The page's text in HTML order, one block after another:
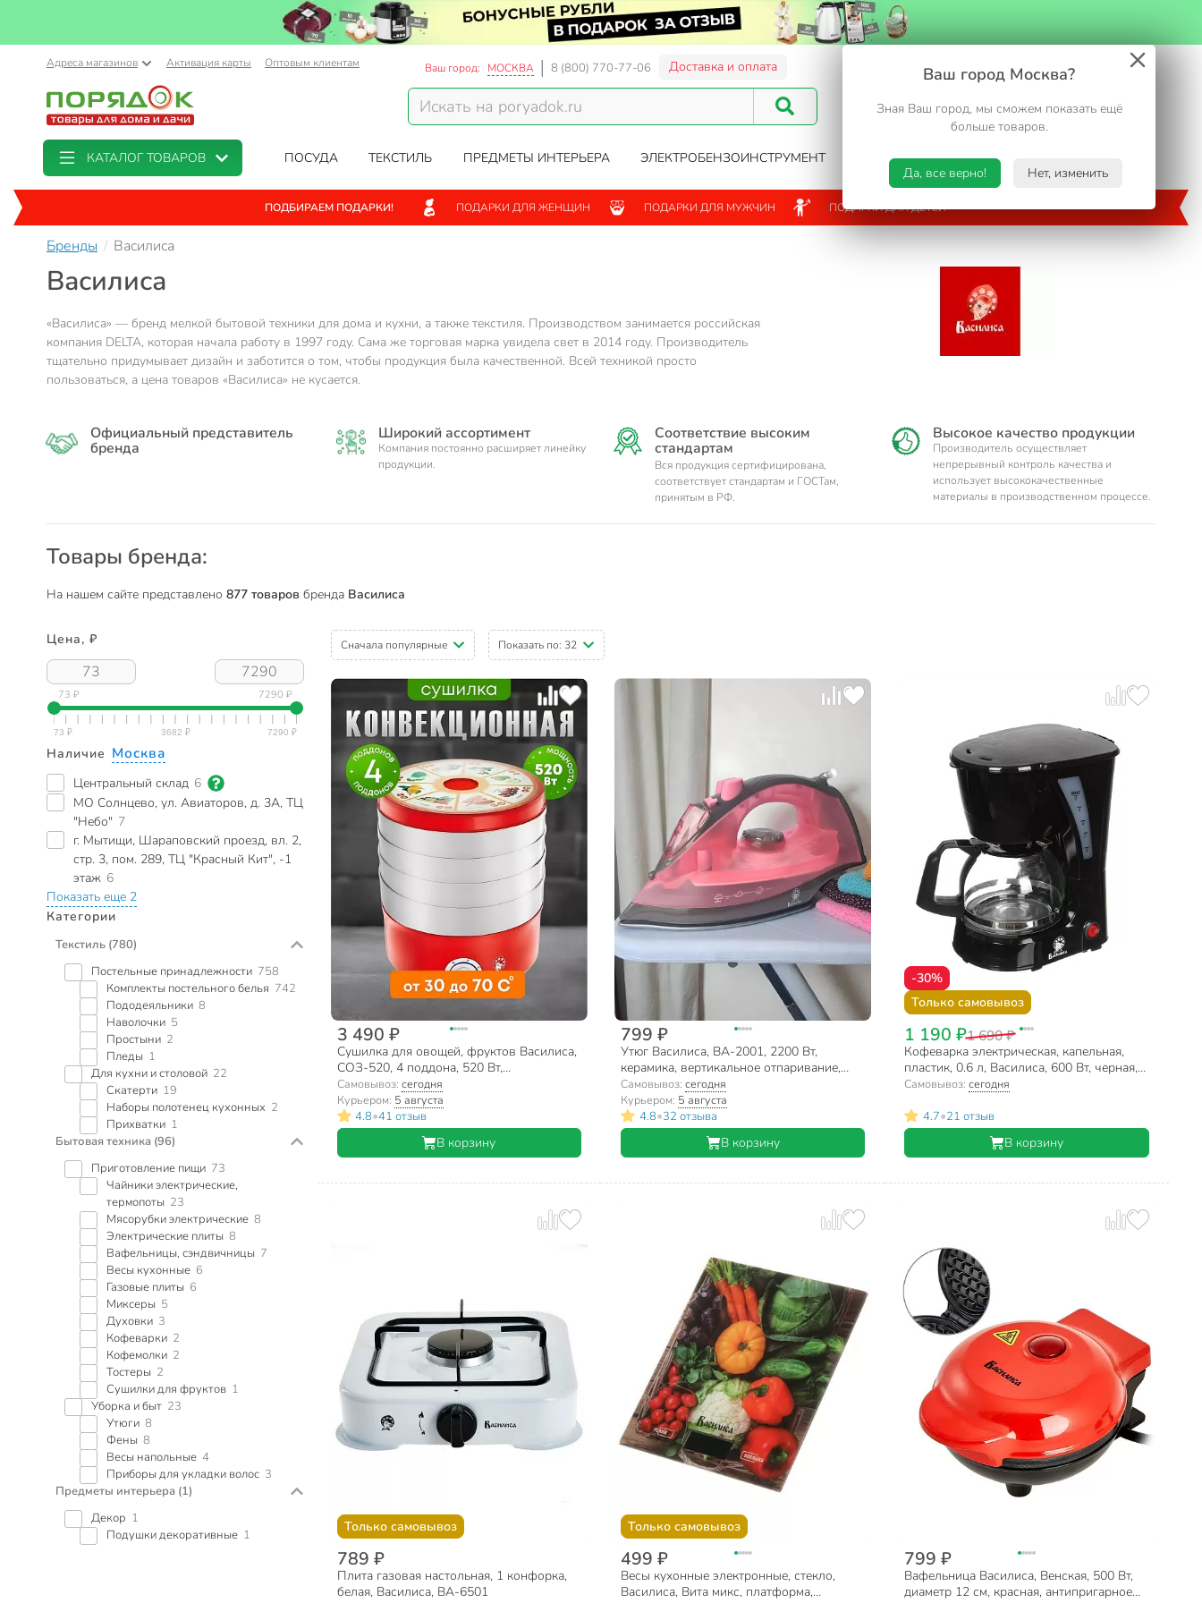
Ваш город Москва?
Зная Ваш город, мы сможем показать ещё
больше товаров.
Да, все верно! Нет, изменить
Адреса магазинов Активация карты Оптовым клиентам Ваш город: МОСКВА 8 (800) 770-77-06 Доставка и оплата
Корзина
КАТАЛОГ ТОВАРОВ ПОСУДА ТЕКСТИЛЬ ПРЕДМЕТЫ ИНТЕРЬЕРА ЭЛЕКТРОБЕНЗОИНСТРУМЕНТ САД И ОГОРОД ТУРИЗМ. ОТДЫХ НА ДАЧЕ
ПОДБИРАЕМ ПОДАРКИ! ПОДАРКИ ДЛЯ ЖЕНЩИН ПОДАРКИ ДЛЯ МУЖЧИН ПОДАРКИ ДЛЯ ДЕТЕЙ
Бренды Василиса
Василиса
«Василиса» — бренд мелкой бытовой техники для дома и кухни, а также текстиля. Производством занимается российская
компания DELTA, которая начала работу в 1997 году. Сама же торговая марка увидела свет в 2014 году. Производитель
тщательно придумывает дизайн и заботится о том, чтобы продукция была качественной. Всей техникой просто
пользоваться, а цена товаров «Василиса» не кусается.
Официальный представитель
бренда
Широкий ассортимент
Компания постоянно расширяет линейку
продукции.
Соответствие высоким
стандартам
Вся продукция сертифицирована,
соответствует стандартам и ГОСТам,
принятым в РФ.
Высокое качество продукции
Производитель осуществляет
непрерывный контроль качества и
использует высококачественные
материалы в производственном процессе.
Товары бренда:
На нашем сайте представлено 877 товаров бренда Василиса
Цена, ₽
73 ₽ 7290 ₽
Наличие Москва
Центральный склад 6
МО Солнцево, ул. Авиаторов, д. 3А, ТЦ
"Небо" 7
г. Мытищи, Шараповский проезд, вл. 2,
стр. 3, пом. 289, ТЦ "Красный Кит", -1
этаж 6
Показать еще 2
Категории
Текстиль (780)
Постельные принадлежности 758
Комплекты постельного белья 742
Пододеяльники 8
Наволочки 5
Простыни 2
Пледы 1
Для кухни и столовой 22
Скатерти 19
Наборы полотенец кухонных 2
Прихватки 1
Бытовая техника (96)
Приготовление пищи 73
Чайники электрические,
термопоты 23
Мясорубки электрические 8
Электрические плиты 8
Вафельницы, сэндвичницы 7
Весы кухонные 6
Газовые плиты 6
Миксеры 5
Духовки 3
Кофеварки 2
Кофемолки 2
Тостеры 2
Сушилки для фруктов 1
Уборка и быт 23
Утюги 8
Фены 8
Весы напольные 4
Приборы для укладки волос 3
Предметы интерьера (1)
Декор 1
Подушки декоративные 1
Сначала популярные Показать по: 32
3 490 ₽
Сушилка для овощей, фруктов Василиса,
СОЗ-520, 4 поддона, 520 Вт,
регулируемая температура 30-70 °C
Самовывоз: сегодня
Курьером: 5 августа
4.8•41 отзыв
В корзину
799 ₽
Утюг Василиса, ВА-2001, 2200 Вт,
керамика, вертикальное отпаривание,
антипригарное покрытие, 1.5 м, розово-
коричневый
Самовывоз: сегодня
Курьером: 5 августа
4.8•32 отзыва
В корзину
-30%
Только самовывоз
1 190 ₽1 690 ₽
Кофеварка электрическая, капельная,
пластик, 0.6 л, Василиса, 600 Вт, черная,
КВ2-600
Самовывоз:сегодня
4.7•21 отзыв
В корзину
Только самовывоз
789 ₽
Плита газовая настольная, 1 конфорка,
белая, Василиса, ВА-6501
Только самовывоз
499 ₽
Весы кухонные электронные, стекло,
Василиса, Вита микс, платформа,
799 ₽
Вафельница Василиса, Венская, 500 Вт,
диаметр 12 см, красная, антипригарное